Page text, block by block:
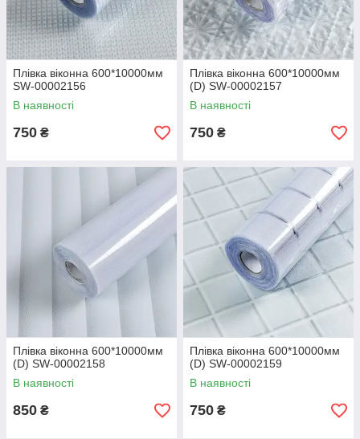
Плівка віконна 600*10000мм
SW-00002156
В наявності
750 ₴
Плівка віконна 600*10000мм
(D) SW-00002157
В наявності
750 ₴
Плівка віконна 600*10000мм
(D) SW-00002158
В наявності
850 ₴
Плівка віконна 600*10000мм
(D) SW-00002159
В наявності
750 ₴